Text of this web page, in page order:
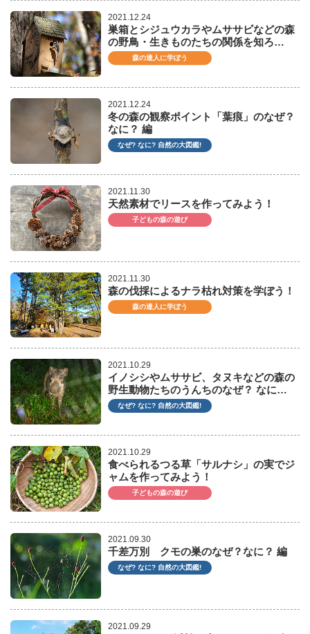
2021.12.24
巣箱とシジュウカラやムササビなどの森
の野鳥・生きものたちの関係を知ろ…
森の達人に学ぼう
2021.12.24
冬の森の観察ポイント「葉痕」のなぜ？
なに？ 編
なぜ? なに? 自然の大図鑑!
2021.11.30
天然素材でリースを作ってみよう！
子どもの森の遊び
2021.11.30
森の伐採によるナラ枯れ対策を学ぼう！
森の達人に学ぼう
2021.10.29
イノシシやムササビ、タヌキなどの森の
野生動物たちのうんちのなぜ？ なに…
なぜ? なに? 自然の大図鑑!
2021.10.29
食べられるつる草「サルナシ」の実でジ
ャムを作ってみよう！
子どもの森の遊び
2021.09.30
千差万別 クモの巣のなぜ？なに？ 編
なぜ? なに? 自然の大図鑑!
2021.09.29